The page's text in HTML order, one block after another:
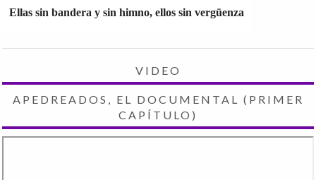
Ellas sin bandera y sin himno, ellos sin vergüenza
VIDEO
APEDREADOS, EL DOCUMENTAL (PRIMER
CAPÍTULO)